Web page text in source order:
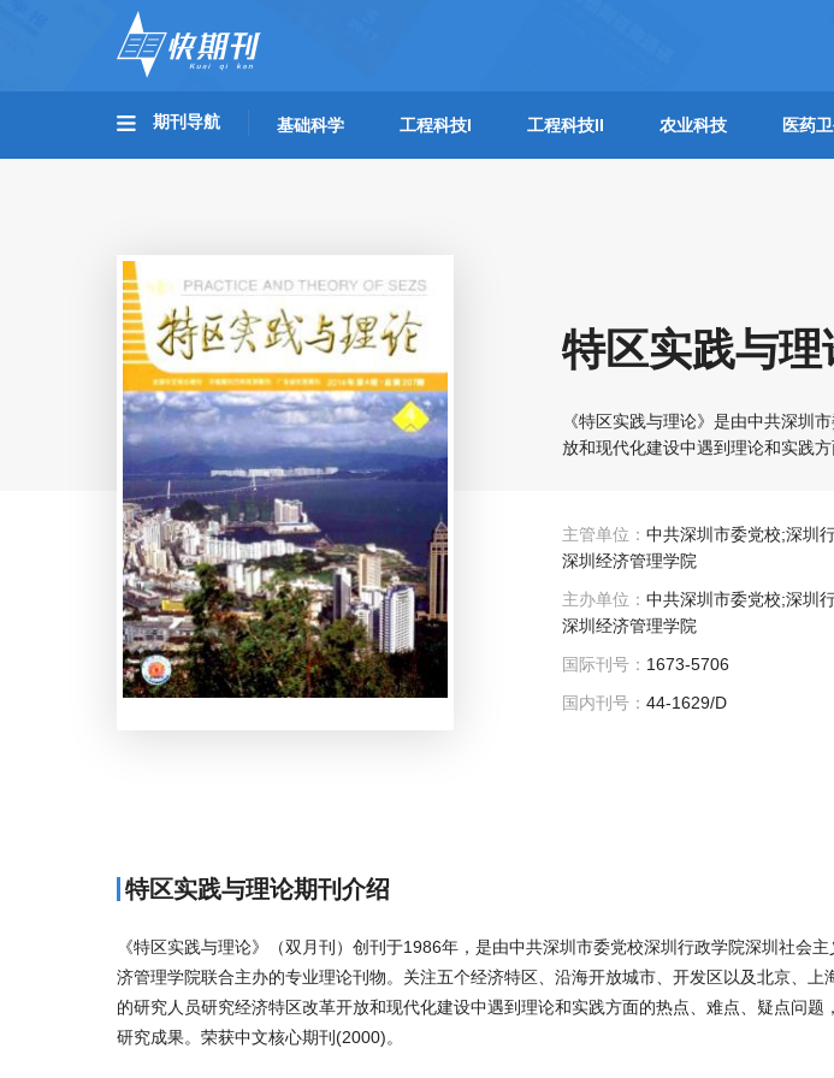
期刊导航 基础科学 工程科技I 工程科技II 农业科技 医药
特区实践与理
《特区实践与理论》是由中共深圳
放和现代化建设中遇到理论和实践方
主管单位： 中共深圳市委党校;深圳
深圳经济管理学院
主办单位： 中共深圳市委党校;深圳
深圳经济管理学院
国际刊号： 1673-5706
国内刊号： 44-1629/D
特区实践与理论期刊介绍
《特区实践与理论》（双月刊）创刊于1986年，是由中共深圳市委党校深圳行政学院深圳社会
济管理学院联合主办的专业理论刊物。关注五个经济特区、沿海开放城市、开发区以及北京、上
的研究人员研究经济特区改革开放和现代化建设中遇到理论和实践方面的热点、难点、疑点问题
研究成果。荣获中文核心期刊(2000)。